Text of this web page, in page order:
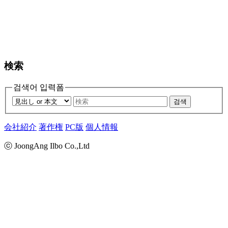
検索
검색어 입력폼
검색
会社紹介 著作権 PC版 個人情報
ⓒ JoongAng Ilbo Co.,Ltd